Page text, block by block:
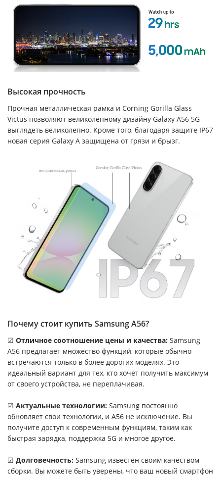
Высокая прочность
Прочная металлическая рамка и Corning Gorilla Glass
Victus позволяют великолепному дизайну Galaxy A56 5G
выглядеть великолепно. Кроме того, благодаря защите IP67
новая серия Galaxy A защищена от грязи и брызг.
Почему стоит купить Samsung A56?
☑ Отличное соотношение цены и качества: Samsung
A56 предлагает множество функций, которые обычно
встречаются только в более дорогих моделях. Это
идеальный вариант для тех, кто хочет получить максимум
от своего устройства, не переплачивая.
☑ Актуальные технологии: Samsung постоянно
обновляет свои технологии, и A56 не исключение. Вы
получите доступ к современным функциям, таким как
быстрая зарядка, поддержка 5G и многое другое.
☑ Долговечность: Samsung известен своим качеством
сборки. Вы можете быть уверены, что ваш новый смартфон